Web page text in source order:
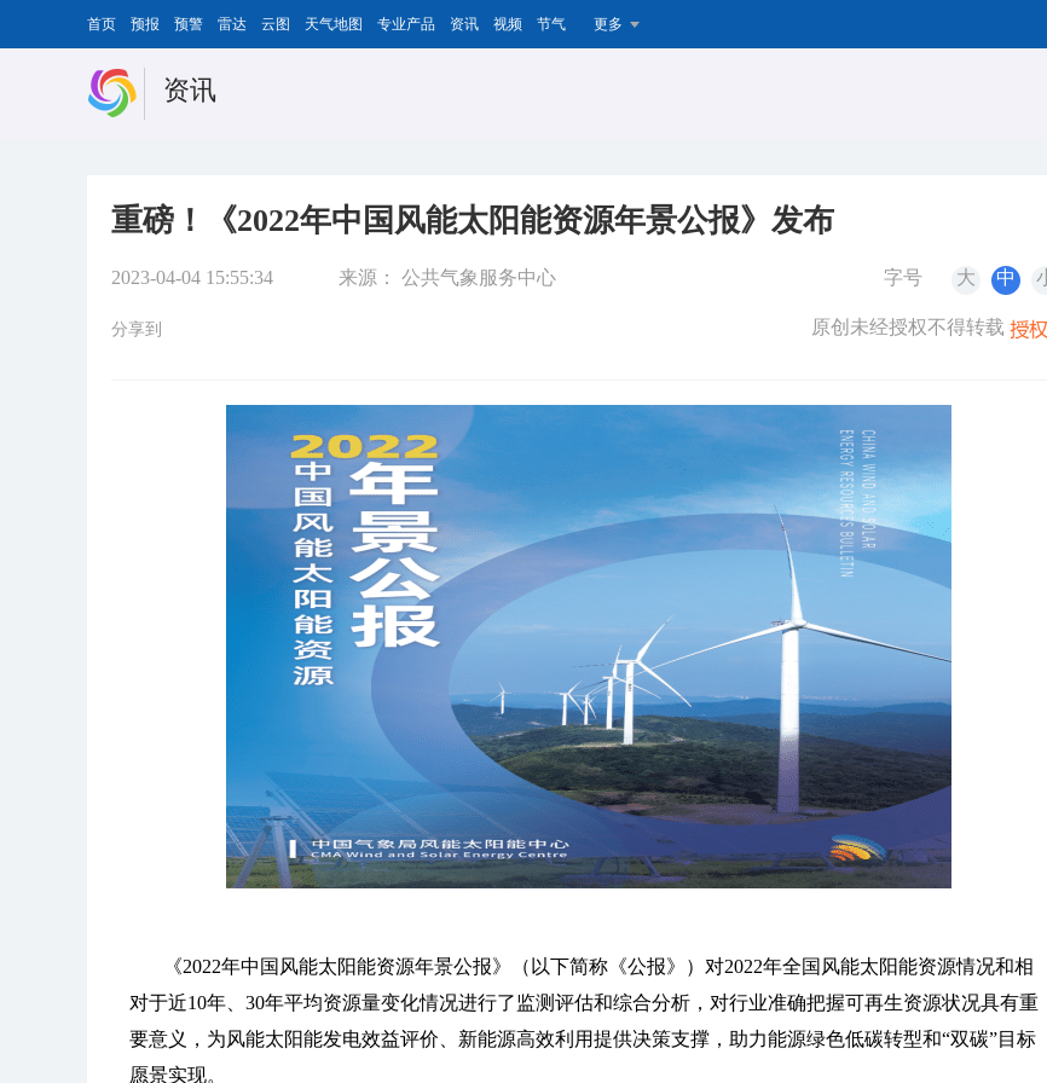
首页 预报 预警 雷达 云图 天气地图 专业产品 资讯 视频 节气 更多
资讯
重磅！《2022年中国风能太阳能资源年景公报》发布
2023-04-04 15:55:34 来源： 公共气象服务中心 字号 大 中
分享到 原创未经授权不得转载
《2022年中国风能太阳能资源年景公报》（以下简称《公报》）对2022年全国风能太阳能资源情况和相
对于近10年、30年平均资源量变化情况进行了监测评估和综合分析，对行业准确把握可再生资源状况具有重
要意义，为风能太阳能发电效益评价、新能源高效利用提供决策支撑，助力能源绿色低碳转型和“双碳”目标
愿景实现。